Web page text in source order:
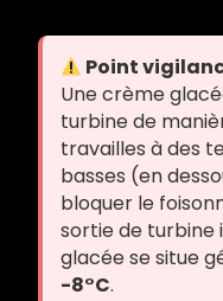
Point
Une crème
turbine de
travailles à des
basses (en
bloquer le
sortie de turbine
glacée se situe
-8°C.